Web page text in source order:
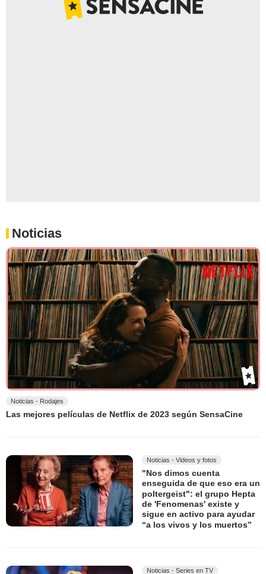
Noticias
Noticias - Rodajes
Las mejores películas de Netflix de 2023 según SensaCine
Noticias - Videos y fotos
"Nos dimos cuenta
enseguida de que eso era un
poltergeist": el grupo Hepta
de 'Fenomenas' existe y
sigue en activo para ayudar
“a los vivos y los muertos”
Noticias - Series en TV